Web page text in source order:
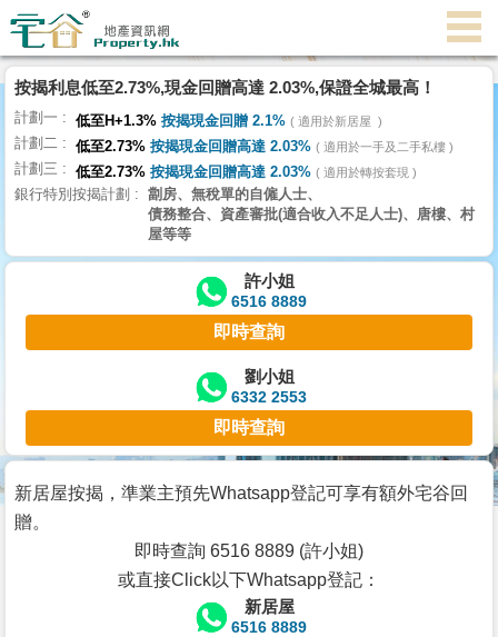
理
主
頁
搵
樓/
交
業
主
宅
谷
按
按揭利息低至2.73%,現金回贈高達 2.03%,保證全城最高！
計劃一 低至H+1.3% 按揭現金回贈 2.1% 適用於新居屋
計劃二 低至2.73% 按揭現金回贈高達 2.03% 適用於一手及二手私樓
計劃三 低至2.73% 按揭現金回贈高達 2.03% 適用於轉按套現
銀行特別按揭計劃
劏房、無稅單的自僱人士、
債務整合、資產審批(適合收入不足人士)、唐樓、村
屋等等
許小姐
6516 8889
即時查詢
劉小姐
6332 2553
即時查詢
新居屋按揭，準業主預先Whatsapp登記可享有額外宅谷回
贈。
即時查詢 6516 8889 (許小姐)
或直接Click以下Whatsapp登記：
新居屋
6516 8889